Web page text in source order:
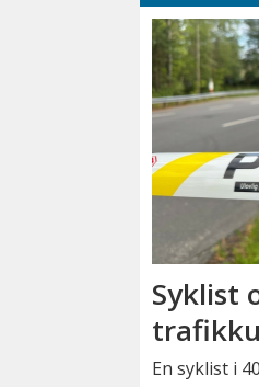
Syklist
En syklist i